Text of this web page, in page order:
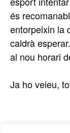
és
entorpeixin la
caldrà
al nou horari
Ja ho veieu,